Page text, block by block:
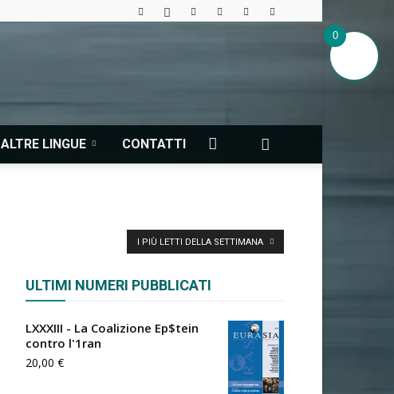
ALTRE LINGUE CONTATTI
I PIÙ LETTI DELLA SETTIMANA
ULTIMI NUMERI PUBBLICATI
LXXXIII - La Coalizione Ep$tein
contro l'1ran
20,00 €
0